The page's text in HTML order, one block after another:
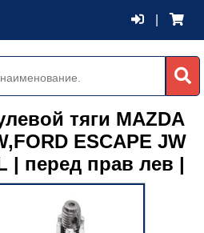
тяги MAZDA
ESCAPE JW
| перед прав лев |